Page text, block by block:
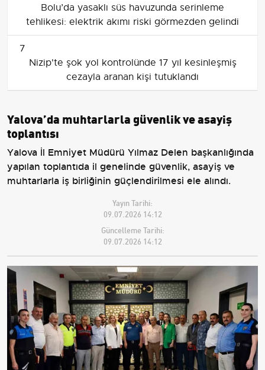
Bolu’da yasaklı süs havuzunda serinleme
tehlikesi: elektrik akımı riski görmezden gelindi
7
Nizip'te şok yol kontrolünde 17 yıl kesinleşmiş
cezayla aranan kişi tutuklandı
Yalova’da muhtarlarla güvenlik ve asayiş
toplantısı
Yalova İl Emniyet Müdürü Yılmaz Delen başkanlığında
yapılan toplantıda il genelinde güvenlik, asayiş ve
muhtarlarla iş birliğinin güçlendirilmesi ele alındı.
Yayın Tarihi:
09.07.2026 14:12
Güncelleme Tarihi:
09.07.2026 14:12